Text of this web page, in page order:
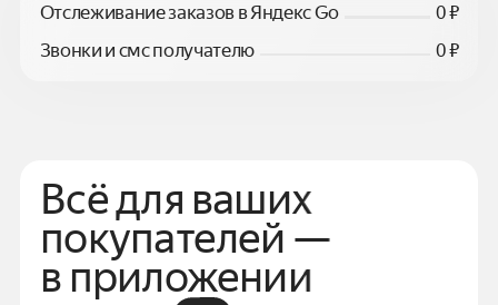
Отслеживание заказов в Яндекс Go
0 ₽
Звонки и смс получателю
0 ₽
Всё для ваших
покупателей —
в приложении